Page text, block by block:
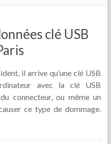
clé USB
il arrive qu’une clé USB
avec la clé USB
connecteur, ou même un
ce type de dommage.